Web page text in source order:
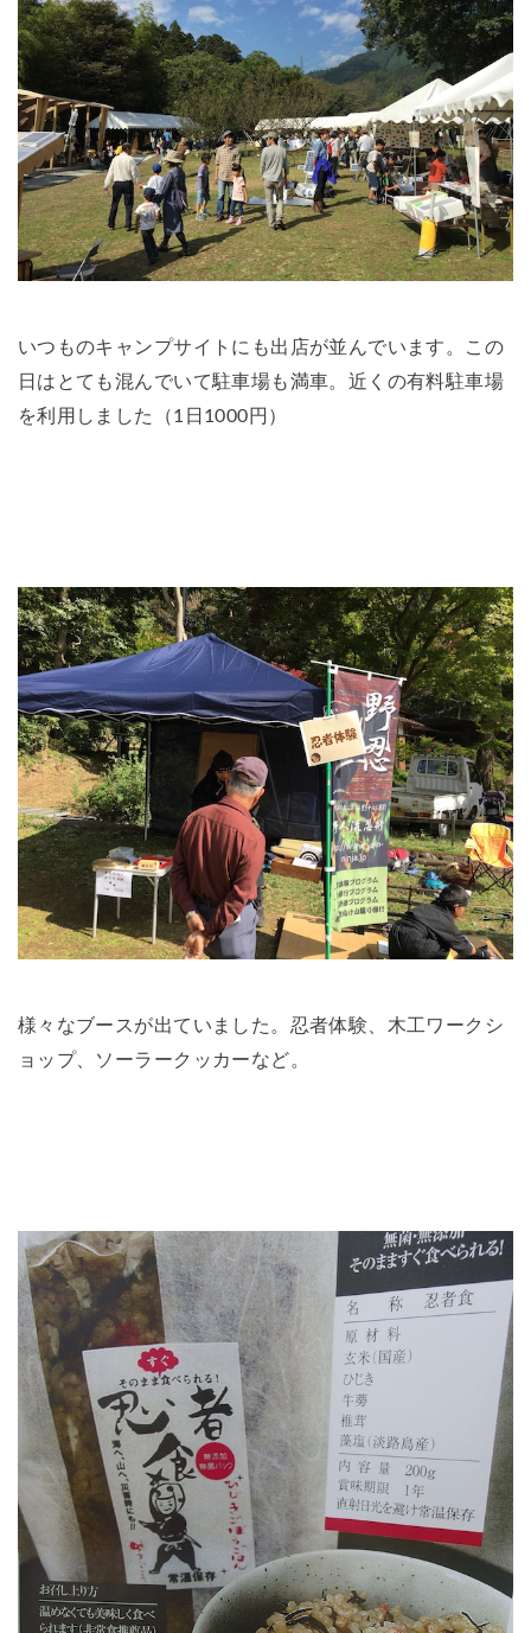
いつものキャンプサイトにも出店が並んでいます。この
日はとても混んでいて駐車場も満車。近くの有料駐車場
を利用しました（1日1000円）
様々なブースが出ていました。忍者体験、木工ワークシ
ョップ、ソーラークッカーなど。